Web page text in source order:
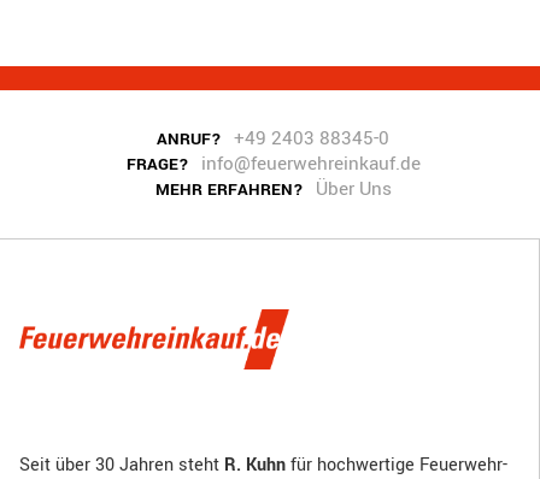
ANRUF? +49 2403 88345-0
FRAGE? info@feuerwehreinkauf.de
MEHR ERFAHREN? Über Uns
Seit über 30 Jahren steht R. Kuhnfür hochwertige Feuerwehr-